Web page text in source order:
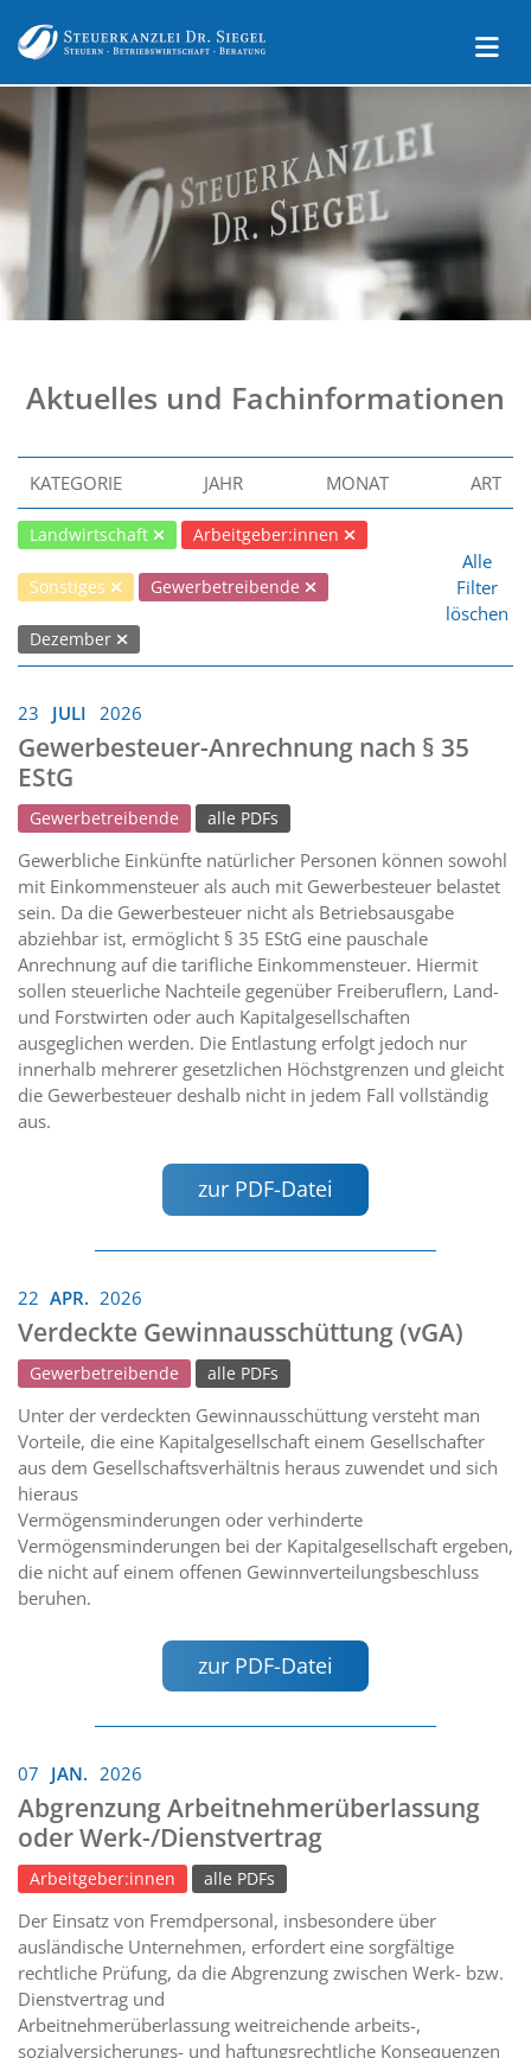
Aktuelles und Fachinformationen
KATEGORIE JAHR MONAT ART
Landwirtschaft Arbeitgeber:innen
Sonstiges Gewerbetreibende
Dezember
Alle
Filter
löschen
23 JULI 2026
Gewerbesteuer-Anrechnung nach § 35
EStG
Gewerbetreibende alle PDFs
Gewerbliche Einkünfte natürlicher Personen können sowohl
mit Einkommensteuer als auch mit Gewerbesteuer belastet
sein. Da die Gewerbesteuer nicht als Betriebsausgabe
abziehbar ist, ermöglicht § 35 EStG eine pauschale
Anrechnung auf die tarifliche Einkommensteuer. Hiermit
sollen steuerliche Nachteile gegenüber Freiberuflern, Land-
und Forstwirten oder auch Kapitalgesellschaften
ausgeglichen werden. Die Entlastung erfolgt jedoch nur
innerhalb mehrerer gesetzlichen Höchstgrenzen und gleicht
die Gewerbesteuer deshalb nicht in jedem Fall vollständig
aus.
zur PDF-Datei
22 APR. 2026
Verdeckte Gewinnausschüttung (vGA)
Gewerbetreibende alle PDFs
Unter der verdeckten Gewinnausschüttung versteht man
Vorteile, die eine Kapitalgesellschaft einem Gesellschafter
aus dem Gesellschaftsverhältnis heraus zuwendet und sich
hieraus
Vermögensminderungen oder verhinderte
Vermögensminderungen bei der Kapitalgesellschaft ergeben,
die nicht auf einem offenen Gewinnverteilungsbeschluss
beruhen.
zur PDF-Datei
07 JAN. 2026
Abgrenzung Arbeitnehmerüberlassung
oder Werk-/Dienstvertrag
Arbeitgeber:innen alle PDFs
Der Einsatz von Fremdpersonal, insbesondere über
ausländische Unternehmen, erfordert eine sorgfältige
rechtliche Prüfung, da die Abgrenzung zwischen Werk- bzw.
Dienstvertrag und
Arbeitnehmerüberlassung weitreichende arbeits-,
sozialversicherungs- und haftungsrechtliche Konsequenzen